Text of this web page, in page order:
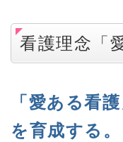
看護理念「
「愛ある看
を育成する。